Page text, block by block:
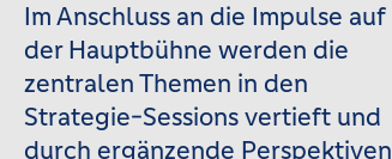
Im Anschluss an die Impulse auf
der Hauptbühne werden die
zentralen Themen in den
Strategie-Sessions vertieft und
durch ergänzende Perspektiven